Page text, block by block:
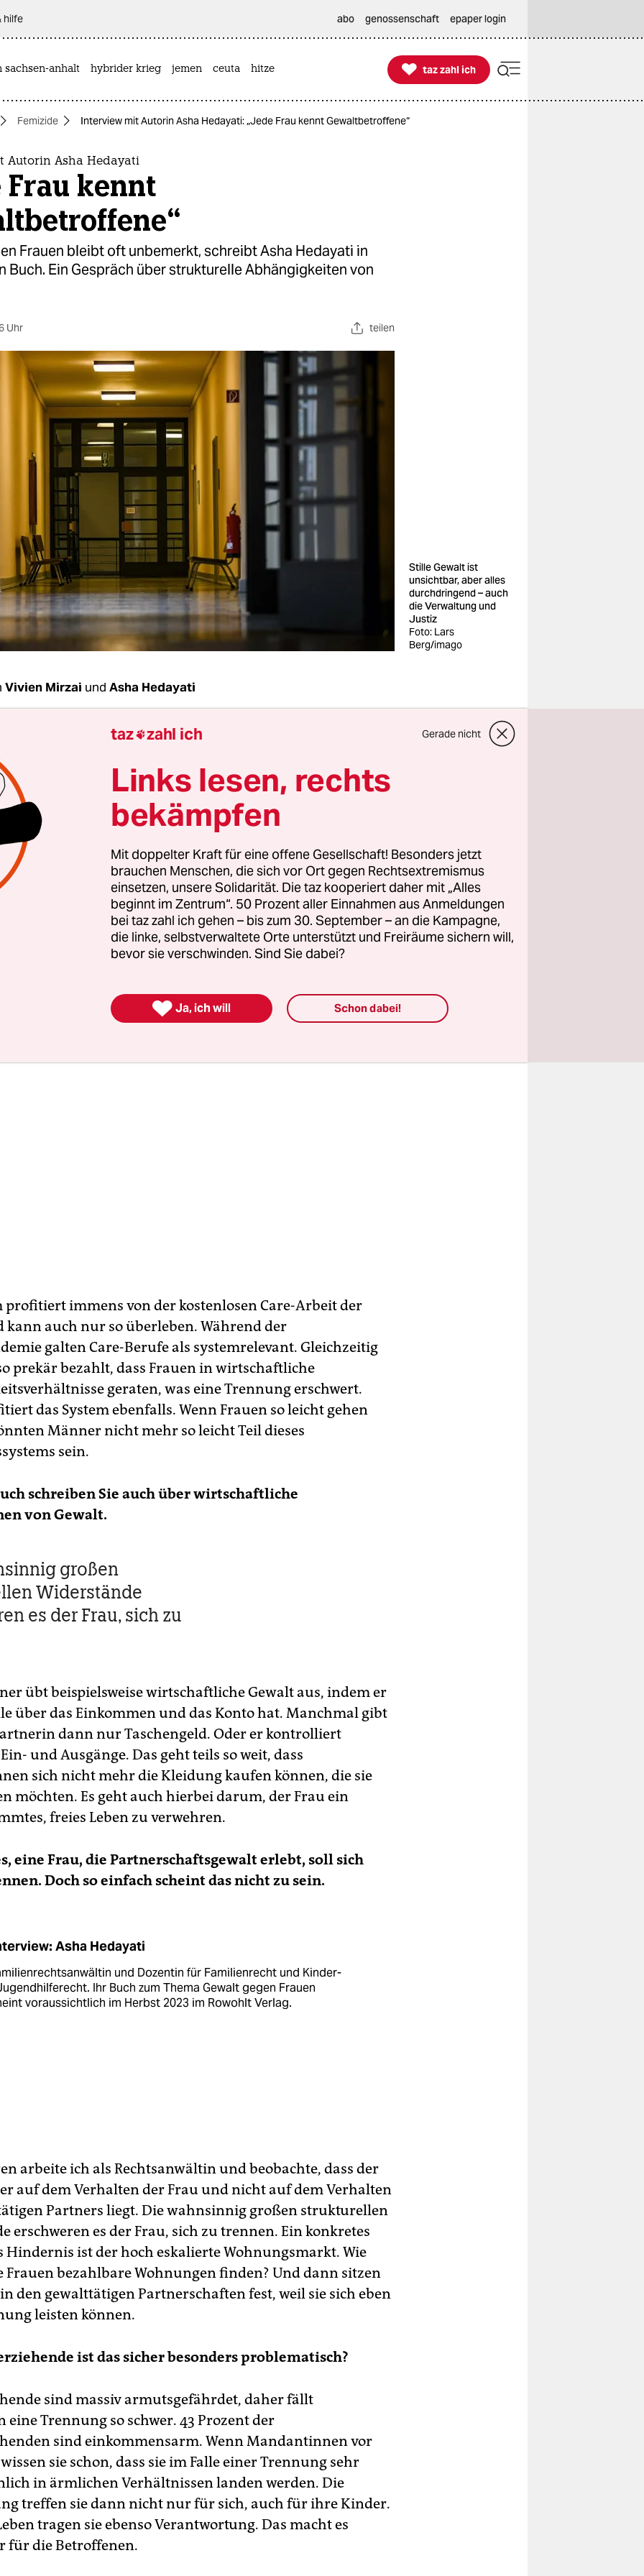
hilfe abo genossenschaft epaper login
sachsen-anhalt hybrider krieg jemen ceuta hitze 
taz zahl ich
taz zahl ich
Femizide Interview mit Autorin Asha Hedayati: „Jede Frau kennt Gewaltbetroffene“
Autorin Asha Hedayati
Frau kennt
Frauen bleibt oft unbemerkt, schreibt Asha Hedayati in
Buch. Ein Gespräch über strukturelle Abhängigkeiten von
Uhr teilen
Stille Gewalt ist
unsichtbar, aber alles
durchdringend – auch
die Verwaltung und
Justiz
Foto: Lars
Berg/imago
Vivien Mirzai und Asha Hedayati
warum haben Sie Ihr Buch „Die stille Gewalt“
Mir ist es ganz wichtig klarzustellen: Es geht nicht
um
die Gewalt des Partners oder Ex-Partners. Sondern
die durch misogyne Mythen, durch patriarchale, aber
Strukturen und durch staatliche Institutionen
Wir nehmen sie im ersten Moment gar nicht wahr. Sie
trotzdem alles durchdringend – also Gesellschaft,
wirkt Gewaltstill.
„Die Strukturen stützen Gewalt gegen Frauen und
profitiert immens von der kostenlosen Care-Arbeit der
auch nur so überleben. Während der
galten Care-Berufe als systemrelevant. Gleichzeitig
prekär bezahlt, dass Frauen in wirtschaftliche
geraten, was eine Trennung erschwert.
das System ebenfalls. Wenn Frauen so leicht gehen
Männer nicht mehr so leicht Teil dieses
sein.
schreiben Sie auch über wirtschaftliche
von Gewalt.
großen
Widerstände
es der Frau, sich zu
übt beispielsweise wirtschaftliche Gewalt aus, indem er
über das Einkommen und das Konto hat. Manchmal gibt
dann nur Taschengeld. Oder er kontrolliert
und Ausgänge. Das geht teils so weit, dass
sich nicht mehr die Kleidung kaufen können, die sie
möchten. Es geht auch hierbei darum, der Frau ein
freies Leben zu verwehren.
eine Frau, die Partnerschaftsgewalt erlebt, soll sich
Doch so einfach scheint das nicht zu sein.
Asha Hedayati
und Dozentin für Familienrecht und Kinder-
Ihr Buch zum Thema Gewalt gegen Frauen
voraussichtlich im Herbst 2023 im Rowohlt Verlag.
arbeite ich als Rechtsanwältin und beobachte, dass der
auf dem Verhalten der Frau und nicht auf dem Verhalten
Partners liegt. Die wahnsinnig großen strukturellen
erschweren es der Frau, sich zu trennen. Ein konkretes
Hindernis ist der hoch eskalierte Wohnungsmarkt. Wie
Frauen bezahlbare Wohnungen finden? Und dann sitzen
den gewalttätigen Partnerschaften fest, weil sie sich eben
leisten können.
ist das sicher besonders problematisch?
sind massiv armutsgefährdet, daher fällt
eine Trennung so schwer. 43 Prozent der
sind einkommensarm. Wenn Mandantinnen vor
sie schon, dass sie im Falle einer Trennung sehr
in ärmlichen Verhältnissen landen werden. Die
treffen sie dann nicht nur für sich, auch für ihre Kinder.
tragen sie ebenso Verantwortung. Das macht es
für die Betroffenen.
taz zahl ich Gerade nicht
Links lesen, rechts
bekämpfen
Mit doppelter Kraft für eine offene Gesellschaft! Besonders jetzt
brauchen Menschen, die sich vor Ort gegen Rechtsextremismus
einsetzen, unsere Solidarität. Die taz kooperiert daher mit „Alles
beginnt im Zentrum“. 50 Prozent aller Einnahmen aus Anmeldungen
bei taz zahl ich gehen – bis zum 30. September – an die Kampagne,
die linke, selbstverwaltete Orte unterstützt und Freiräume sichern will,
bevor sie verschwinden. Sind Sie dabei?
 Ja, ich will Schon dabei!